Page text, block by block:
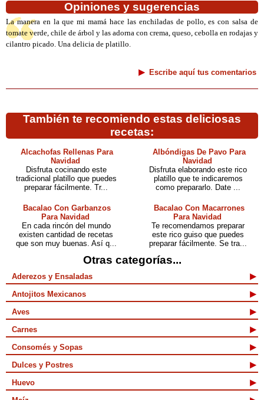
Opiniones y sugerencias
La manera en la que mi mamá hace las enchiladas de pollo, es con salsa de
tomate verde, chile de árbol y las adorna con crema, queso, cebolla en rodajas y
cilantro picado. Una delicia de platillo.
Escribe aquí tus comentarios
También te recomiendo estas deliciosas
recetas:
Alcachofas Rellenas Para
Navidad
Disfruta cocinando este
tradicional platillo que puedes
preparar fácilmente. Tr...
Albóndigas De Pavo Para
Navidad
Disfruta elaborando este rico
platillo que te indicaremos
como prepararlo. Date ...
Bacalao Con Garbanzos
Para Navidad
En cada rincón del mundo
existen cantidad de recetas
que son muy buenas. Así q...
Bacalao Con Macarrones
Para Navidad
Te recomendamos preparar
este rico guiso que puedes
preparar fácilmente. Se tra...
Otras categorías...
Aderezos y Ensaladas
Antojitos Mexicanos
Aves
Carnes
Consomés y Sopas
Dulces y Postres
Huevo